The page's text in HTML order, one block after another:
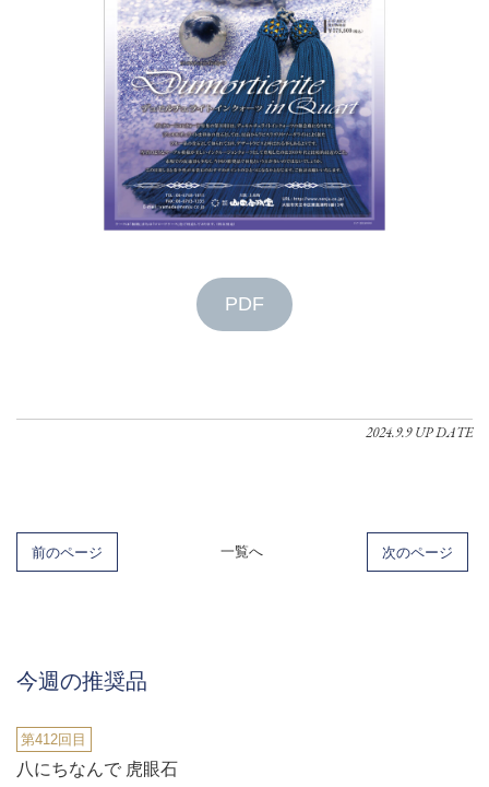
PDF
2024.9.9 UP DATE
前のページ 一覧へ 次のページ
今週の推奨品
第412回目
八にちなんで 虎眼石